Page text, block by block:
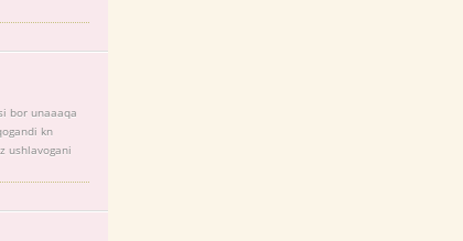
bor unaaaqa
kn
ushlavogani